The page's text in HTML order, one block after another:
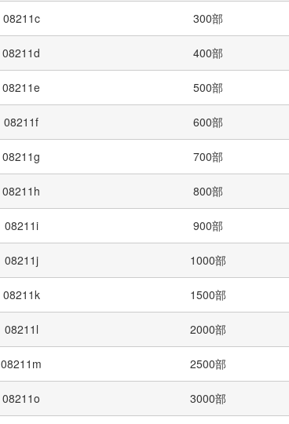
08211c 300部
08211d 400部
08211e 500部
08211f 600部
08211g 700部
08211h 800部
08211i 900部
08211j 1000部
08211k 1500部
08211l 2000部
08211m 2500部
08211o 3000部